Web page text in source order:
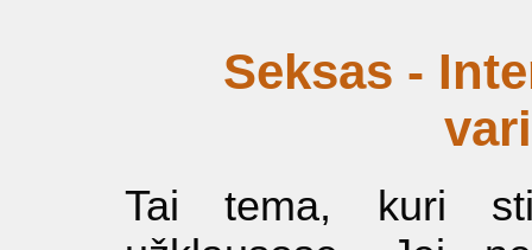
Seksas -
Tai tema, kuri